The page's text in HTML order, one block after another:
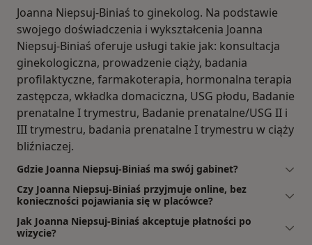
Joanna Niepsuj-Biniaś to ginekolog. Na podstawie
swojego doświadczenia i wykształcenia Joanna
Niepsuj-Biniaś oferuje usługi takie jak: konsultacja
ginekologiczna, prowadzenie ciąży, badania
profilaktyczne, farmakoterapia, hormonalna terapia
zastępcza, wkładka domaciczna, USG płodu, Badanie
prenatalne I trymestru, Badanie prenatalne/USG II i
III trymestru, badania prenatalne I trymestru w ciąży
bliźniaczej.
Gdzie Joanna Niepsuj-Biniaś ma swój gabinet?
Czy Joanna Niepsuj-Biniaś przyjmuje online, bez
konieczności pojawiania się w placówce?
Jak Joanna Niepsuj-Biniaś akceptuje płatności po
wizycie?